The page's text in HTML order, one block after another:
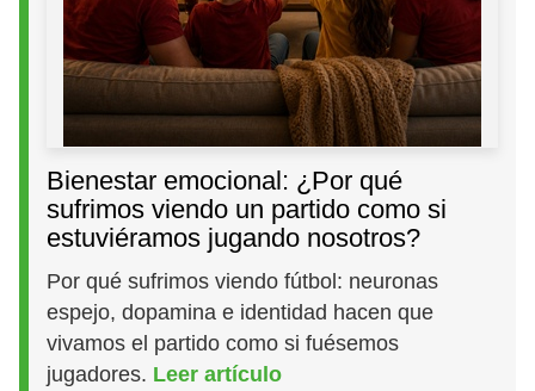
Bienestar emocional: ¿Por qué
sufrimos viendo un partido como si
estuviéramos jugando nosotros?
Por qué sufrimos viendo fútbol: neuronas
espejo, dopamina e identidad hacen que
vivamos el partido como si fuésemos
jugadores. Leer artículo